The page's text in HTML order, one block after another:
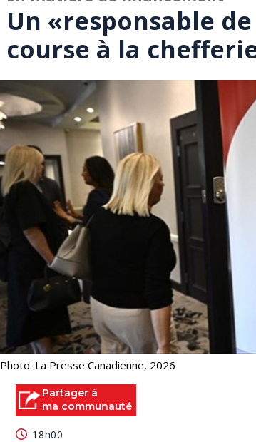
Un «responsable
course à la
Photo: La Presse Canadienne, 2026
Partager à
ma communauté
18h00